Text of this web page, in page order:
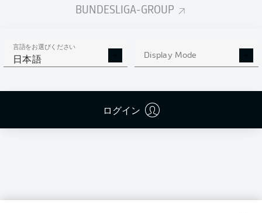
BUNDESLIGA-GROUP
言語をお選びください
日本語 Display Mode
ログイン